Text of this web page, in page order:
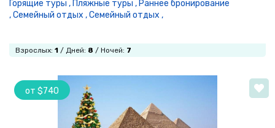
Горящие туры , Пляжные туры , Раннее бронирование
,Семейный отдых ,Семейный отдых ,
Взрослых: 1 / Дней: 8 / Ночей: 7
от $740